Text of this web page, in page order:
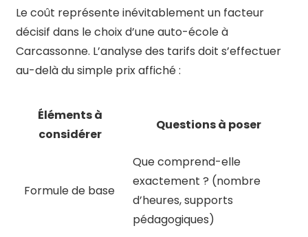
Le coût représente inévitablement un facteur
décisif dans le choix d’une auto-école à
Carcassonne. L’analyse des tarifs doit s’effectuer
au-delà du simple prix affiché :
Éléments à
considérer
Questions à poser
Formule de base
Que comprend-elle
exactement ? (nombre
d’heures, supports
pédagogiques)